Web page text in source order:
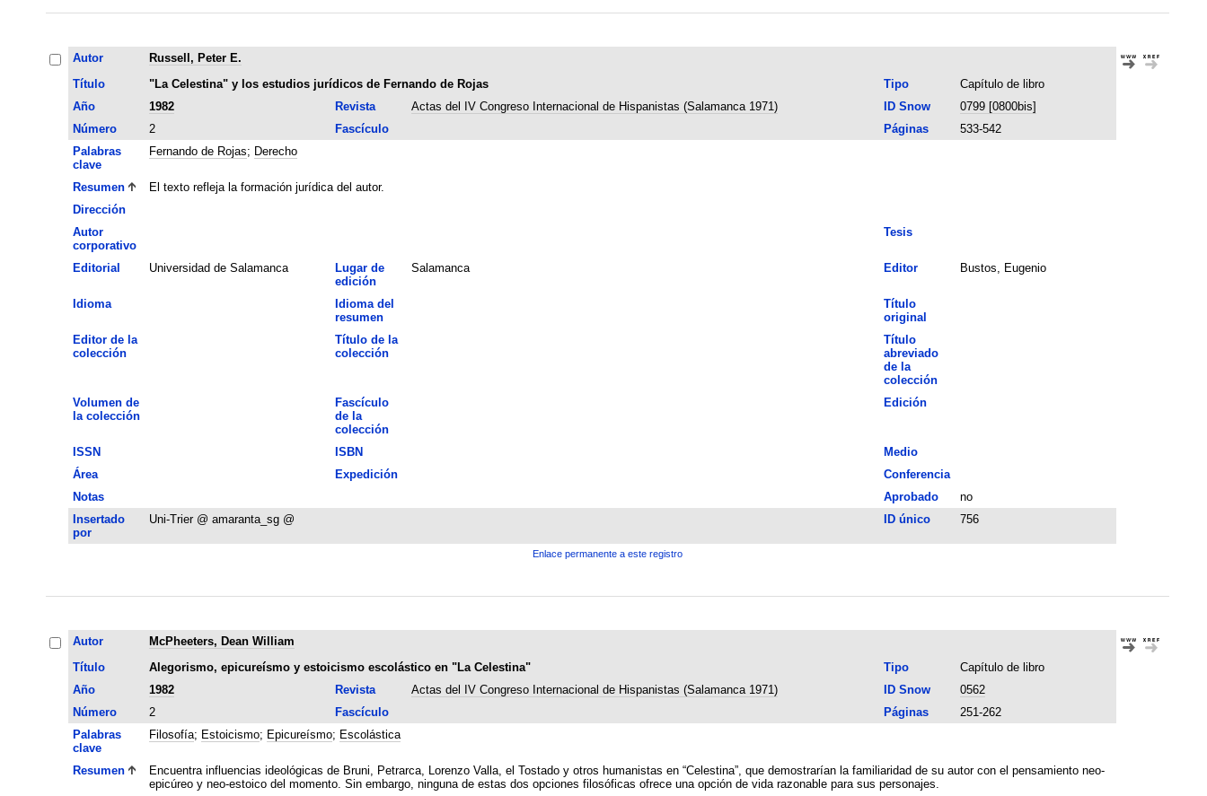
Autor
Russell, Peter E.
Título
"La Celestina" y los estudios jurídicos de Fernando de Rojas Tipo
Capítulo de libro
Año
1982 Revista Actas del IV Congreso Internacional de Hispanistas (Salamanca 1971) ID Snow
0799 [0800bis]
Número
2 Fascículo Páginas
533-542
Palabras
clave
Fernando de Rojas; Derecho
Resumen
El texto refleja la formación jurídica del autor.
Dirección
Autor
corporativo
Tesis
Editorial Universidad de Salamanca
Lugar de
edición
Salamanca Editor Bustos, Eugenio
Idioma
Idioma del
resumen
Título
original
Editor de la
colección
Título de la
colección
Título
abreviado
de la
colección
Volumen de
la colección
Fascículo
de la
colección
Edición
ISSN ISBN
Medio
Área
Expedición
Conferencia
Notas
Aprobado
no
Insertado
por
Uni-Trier @ amaranta_sg @ ID único 756
Enlace permanente a este registro
Autor
McPheeters, Dean William
Título
Alegorismo, epicureísmo y estoicismo escolástico en "La Celestina" Tipo
Capítulo de libro
Año
1982 Revista Actas del IV Congreso Internacional de Hispanistas (Salamanca 1971) ID Snow
0562
Número
2 Fascículo Páginas
251-262
Palabras
clave
Filosofía; Estoicismo; Epicureísmo; Escolástica
Resumen
Encuentra influencias ideológicas de Bruni, Petrarca, Lorenzo Valla, el Tostado y otros humanistas en “Celestina”, que demostrarían la familiaridad de su autor con el pensamiento neo-
epicúreo y neo-estoico del momento. Sin embargo, ninguna de estas dos opciones filosóficas ofrece una opción de vida razonable para sus personajes.